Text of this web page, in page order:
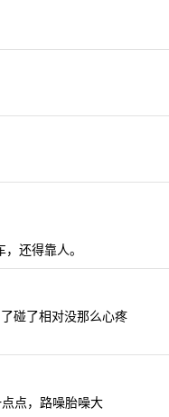
还得靠人。
碰了相对没那么心疼
点，路噪胎噪大